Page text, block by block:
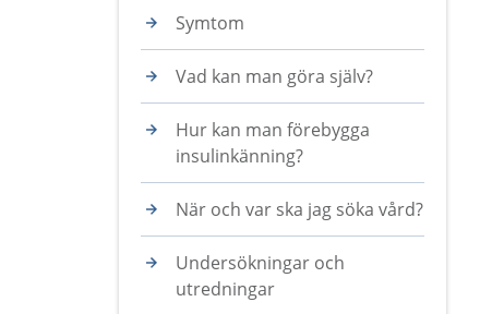
Symtom
Vad kan man göra själv?
Hur kan man förebygga
insulinkänning?
När och var ska jag söka vård?
Undersökningar och
utredningar